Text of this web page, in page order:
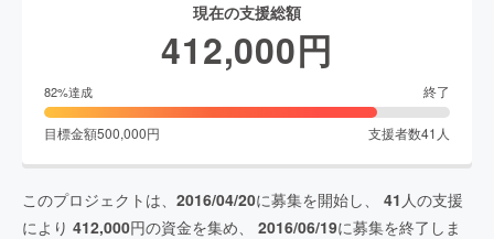
現在の支援総額
412,000円
82%達成 終了
目標金額500,000円 支援者数41 人
このプロジェクトは、 2016/04/20に募集を開始し、 41 人の支援
により 412,000円の資金を集め、 2016/06/19に募集を終了しま